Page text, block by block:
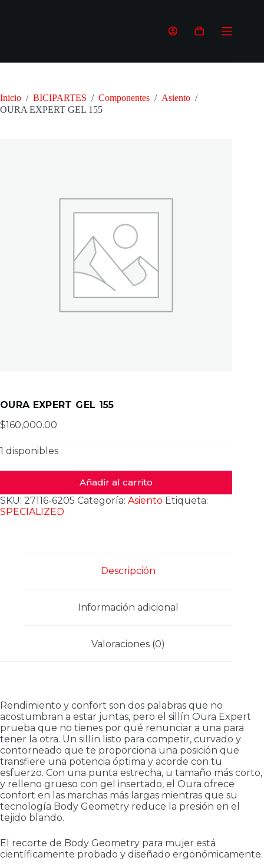
Carro
Inicio / BICIPARTES / Componentes / Asiento /
OURA EXPERT GEL 155
OURA EXPERT GEL 155
$160,000.00
1 disponibles
Añadir al carrito
SKU: 27116-6205 Categoría: Asiento Etiqueta:
SPECIALIZED
Descripción
Información adicional
Valoraciones (0)
Rendimiento y confort son dos palabras que no
acostumbran a estar juntas, pero el sillín Oura Expert
prueba que no tienes por qué renunciar a una para
tener la otra. Un sillín listo para competir, curvado y
contorneado que te proporciona una posición que
transfiere una potencia óptima y acorde con tu
esfuerzo. Con una punta estrecha, u tamaño más corto,
y relleno grueso con gel insertado, el Oura ofrece
confort en las marchas más largas mientras que su
tecnología Body Geometry reduce la presión en el
tejido blando.
El recorte de Body Geometry para mujer está
científicamente probado y diseñado ergonómicamente.